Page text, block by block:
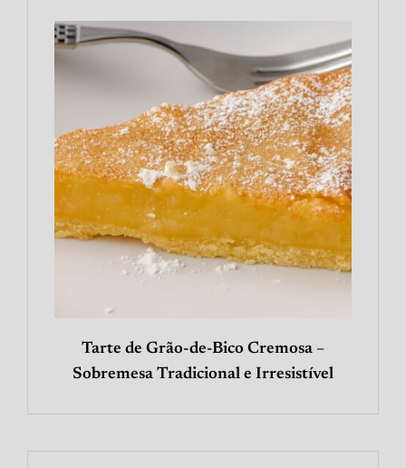
Tarte de Grão-de-Bico Cremosa –
Sobremesa Tradicional e Irresistível